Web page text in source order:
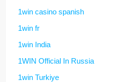
1win casino spanish
1win fr
1win India
1WIN Official In Russia
1win Turkiye